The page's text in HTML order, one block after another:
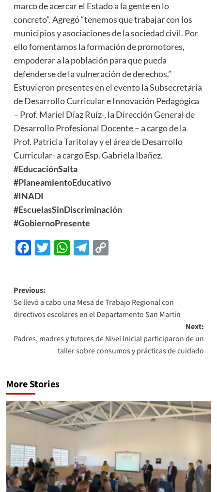
marco de acercar el Estado a la gente en lo
concreto”. Agregó “tenemos que trabajar con los
municipios y asociaciones de la sociedad civil. Por
ello fomentamos la formación de promotores,
empoderar a la población para que pueda
defenderse de la vulneración de derechos.”
Estuvieron presentes en el evento la Subsecretaria
de Desarrollo Curricular e Innovación Pedagógica
– Prof. Mariel Díaz Ruíz-, la Dirección General de
Desarrollo Profesional Docente – a cargo de la
Prof. Patricia Taritolay y el área de Desarrollo
Curricular- a cargo Esp. Gabriela Ibañez.
#EducaciónSalta
#PlaneamientoEducativo
#INADI
#EscuelasSinDiscriminación
#GobiernoPresente
Facebook
Twitter
WhatsApp
Telegram
Copy
Previous:
Se llevó a cabo una Mesa de Trabajo Regional con
directivos escolares en el Departamento San Martín
Next:
Padres, madres y tutores de Nivel Inicial participaron de un
taller sobre consumos y prácticas de cuidado
More Stories